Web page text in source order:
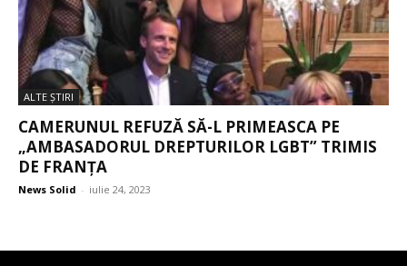
ALTE ŞTIRI
CAMERUNUL REFUZĂ SĂ-L PRIMEASCA PE
„AMBASADORUL DREPTURILOR LGBT” TRIMIS
DE FRANȚA
News Solid - iulie 24, 2023